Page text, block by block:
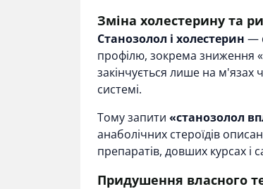
Зміна холестерину та
Станозолол і холестерин —
профілю, зокрема зниження
закінчується лише на
системі.
Тому запити «станозолол
анаболічних стероїдів
препаратів, довших курсах і
Придушення власного